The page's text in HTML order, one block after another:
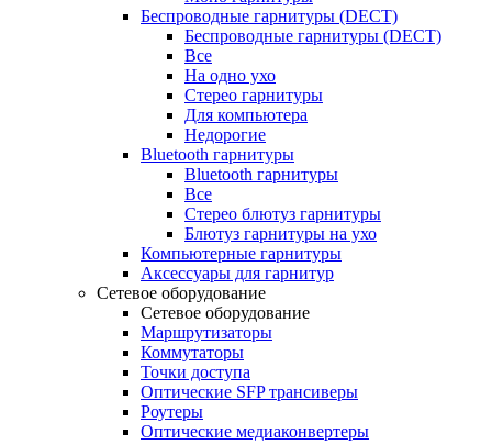
Беспроводные гарнитуры (DECT)
Беспроводные гарнитуры (DECT)
Все
На одно ухо
Стерео гарнитуры
Для компьютера
Недорогие
Bluetooth гарнитуры
Bluetooth гарнитуры
Все
Стерео блютуз гарнитуры
Блютуз гарнитуры на ухо
Компьютерные гарнитуры
Аксессуары для гарнитур
Сетевое оборудование
Сетевое оборудование
Маршрутизаторы
Коммутаторы
Точки доступа
Оптические SFP трансиверы
Роутеры
Оптические медиаконвертеры